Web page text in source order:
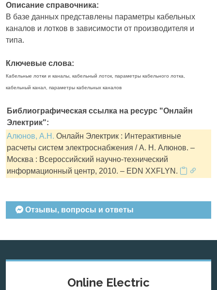
Описание справочника:
В базе данных представлены параметры кабельных
каналов и лотков в зависимости от производителя и
типа.
Ключевые слова:
Кабельные лотки и каналы, кабельный лоток, параметры кабельного лотка,
кабельный канал, параметры кабельных каналов
Библиографическая ссылка на ресурс "Онлайн
Электрик":
Алюнов, А.Н. Онлайн Электрик : Интерактивные
расчеты систем электроснабжения / А. Н. Алюнов. –
Москва : Всероссийский научно-технический
информационный центр, 2010. – EDN XXFLYN.
Отзывы, вопросы и ответы
Online Electric